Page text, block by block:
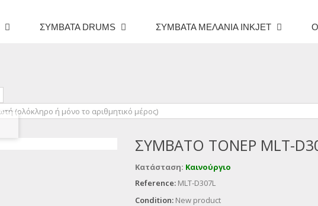
ΣΥΜΒΑΤΆ DRUMS ΣΥΜΒΑΤΆ ΜΕΛΆΝΙΑ INKJET
ΣΥΜΒΑΤΌ ΤΌΝΕΡ MLT-
Κατάσταση: Καινούργιο
Reference: MLT-D307L
Condition: New product